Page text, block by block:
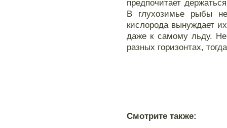
предпочитает
В глухозимье рыбы
кислорода вынуждает
даже к самому льду.
разных горизонтах,
Смотрите также: